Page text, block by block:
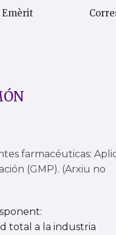
Emèrit
farmacéuticas:
(GMP). (Arxiu no
total a la industria